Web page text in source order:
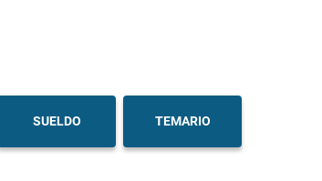
SUELDO TEMARIO